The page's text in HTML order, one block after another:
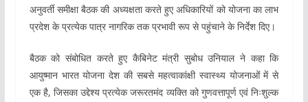
अनुवर्ती समीक्षा बैठक की अध्यक्षता करते हुए अधिकारियों को योजना का लाभ
प्रदेश के प्रत्येक पात्र नागरिक तक प्रभावी रूप से पहुंचाने के निर्देश दिए।
बैठक को संबोधित करते हुए कैबिनेट मंत्री सुबोध उनियाल ने कहा कि
आयुष्मान भारत योजना देश की सबसे महत्वाकांक्षी स्वास्थ्य योजनाओं में से
एक है, जिसका उद्देश्य प्रत्येक जरूरतमंद व्यक्ति को गुणवत्तापूर्ण एवं निःशुल्क